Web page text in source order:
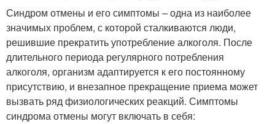
Синдром отмены и его симптомы – одна из наиболее
значимых проблем, с которой сталкиваются люди,
решившие прекратить употребление алкоголя. После
длительного периода регулярного потребления
алкоголя, организм адаптируется к его постоянному
присутствию, и внезапное прекращение приема может
вызвать ряд физиологических реакций. Симптомы
синдрома отмены могут включать в себя: